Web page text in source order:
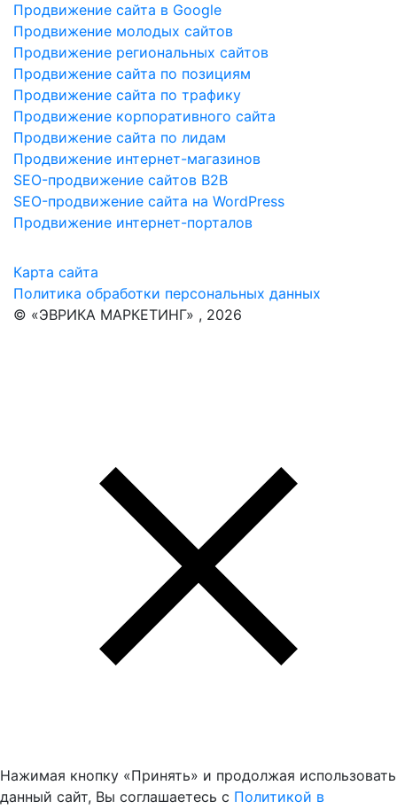
Продвижение сайта в Google
Продвижение молодых сайтов
Продвижение региональных сайтов
Продвижение сайта по позициям
Продвижение сайта по трафику
Продвижение корпоративного сайта
Продвижение сайта по лидам
Продвижение интернет-магазинов
SEO-продвижение сайтов B2B
SEO-продвижение сайта на WordPress
Продвижение интернет-порталов
Карта сайта
Политика обработки персональных данных
© «ЭВРИКА МАРКЕТИНГ» , 2026
Нажимая кнопку «Принять» и продолжая использовать
данный сайт, Вы соглашаетесь с Политикой в